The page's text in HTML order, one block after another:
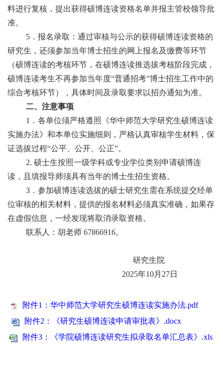
料进行复核，提出获得硕博连读资格名单并报主管校领导批
准。
5．报名录取：通过审核与公示的获得硕博连读资格的
研究生，还须参加当年博士招生的网上报名及缴费等环节
（硕博连读的考核环节，在硕博连读推选拔考核阶段完成，
硕博连读考生不再参加当年度“普通招考”博士招生工作中的
综合考核环节），具体时间及录取要求以招办通知为准。
二、注意事项
1．各单位须严格遵照《华中师范大学研究生硕博连读
实施办法》和本单位实施细则，严格认真审核学生材料，保
证选拔过程“公平、公开、公正”。
2. 硕士生按照一级学科或专业学位类别申请硕博连
读，且填报导师须具有当年的博士生招生资格。
3．参加硕博连读选拔的硕士研究生需在系统提交经单
位审核的相关材料，提供的报名材料必须真实准确，如果存
在虚假信息，一经发现将取消录取资格。
联系人：胡老师 67866916。
研究生院
2025年10月27日
附件1：华中师范大学研究生硕博连读实施办法.pdf
附件2：《研究生硕博连读申请审批表》.docx
附件3：《学院硕博连读研究生拟录取名单汇总表》.xls